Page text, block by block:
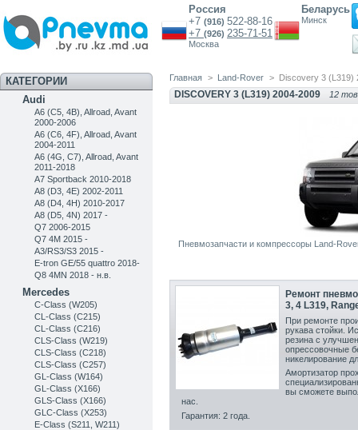
Россия
+7 (916) 522-88-16
+7 (926) 235-71-51
Москва
Беларусь
Минск
КАТЕГОРИИ
Audi
A6 (C5, 4B), Allroad, Avant
2000-2006
A6 (C6, 4F), Allroad, Avant
2004-2011
A6 (4G, C7), Allroad, Avant
2011-2018
A7 Sportback 2010-2018
A8 (D3, 4E) 2002-2011
A8 (D4, 4H) 2010-2017
A8 (D5, 4N) 2017 -
Q7 2006-2015
Q7 4M 2015 -
A3/RS3/S3 2015 -
E-tron GE/55 quattro 2018-
Q8 4MN 2018 - н.в.
Mercedes
C-Class (W205)
CL-Class (C215)
CL-Class (C216)
CLS-Class (W219)
CLS-Class (C218)
CLS-Class (C257)
GL-Class (W164)
GL-Class (X166)
GLS-Class (X166)
GLC-Class (X253)
Е-Class (S211, W211)
Главная > Land-Rover > Discovery 3 (L319)
DISCOVERY 3 (L319) 2004-2009 12
Пневмозапчасти и компрессоры Land-
Ремонт
3, 4 L319,
При ремонте
рукава стойки.
резина с
опрессовочные
никелирование
Амортизатор
вы сможете
нас.
Гарантия: 2 года.